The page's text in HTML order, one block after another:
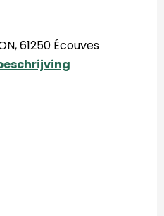
61250 Écouves